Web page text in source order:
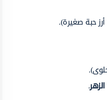
حبة صغيرة).
.